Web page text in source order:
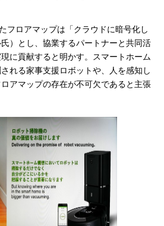
ロアマップは「クラウドに暗号化し
）とし、協業するパートナーと共同活
に貢献すると明かす。スマートホーム
れる家事支援ロボットや、人を感知し
アマップの存在が不可欠であると主張